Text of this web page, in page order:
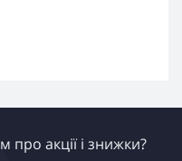
про акції і знижки?